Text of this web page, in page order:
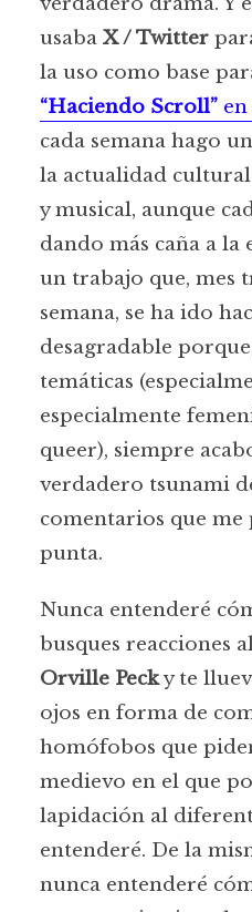
usaba X / Twitter
la uso como base
“Haciendo Scroll”en
cada semana hago
la actualidad
y musical, aunque
dando más caña a la
un trabajo que, mes
semana, se ha ido
desagradable
temáticas
especialmente
queer), siempre
verdadero tsunami
comentarios que me
punta.
Nunca entenderé
busques reacciones
Orville Pecky te
ojos en forma de
homófobos que
medievo en el que
lapidación al
entenderé. De la
nunca entenderé